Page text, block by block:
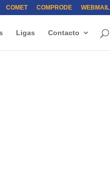
COMET COMPRODE WEBMAIL
Ligas Contacto